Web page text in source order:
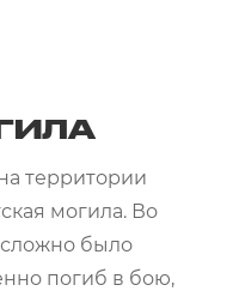
территории
могила. Во
было
погиб в бою,